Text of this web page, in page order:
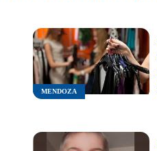
MENDOZA